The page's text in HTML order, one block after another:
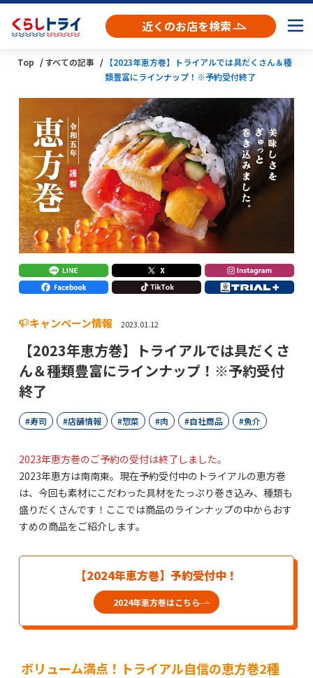
近くのお店を検索
Top すべての記事
【2023年恵方巻】トライアルでは具だくさん＆種
類豊富にラインナップ！※予約受付終了
キャンペーン情報 2023.01.12
【2023年恵方巻】トライアルでは具だくさ
ん＆種類豊富にラインナップ！※予約受付
終了
寿司 店舗情報 惣菜 肉 自社商品 魚介
2023年恵方巻のご予約の受付は終了しました。
2023年恵方は南南東。現在予約受付中のトライアルの恵方巻
は、今回も素材にこだわった具材をたっぷり巻き込み、種類も
盛りだくさんです！ここでは商品のラインナップの中からおす
すめの商品をご紹介します。
【2024年恵方巻】予約受付中！
2024年恵方巻はこちら
ボリューム満点！トライアル自信の恵方巻2種